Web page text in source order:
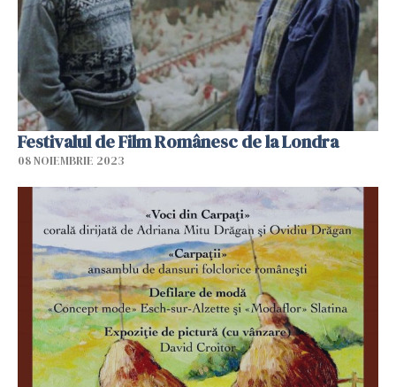
Festivalul de Film Românesc de la Londra
08 NOIEMBRIE 2023